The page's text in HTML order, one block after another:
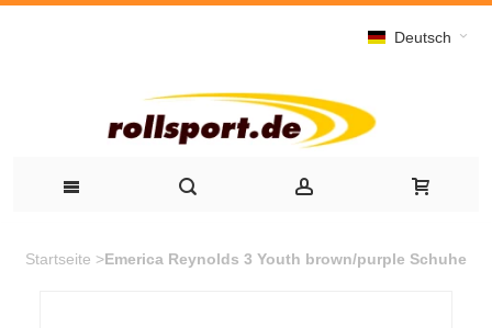
Deutsch
Startseite >Emerica Reynolds 3 Youth brown/purple Schuhe